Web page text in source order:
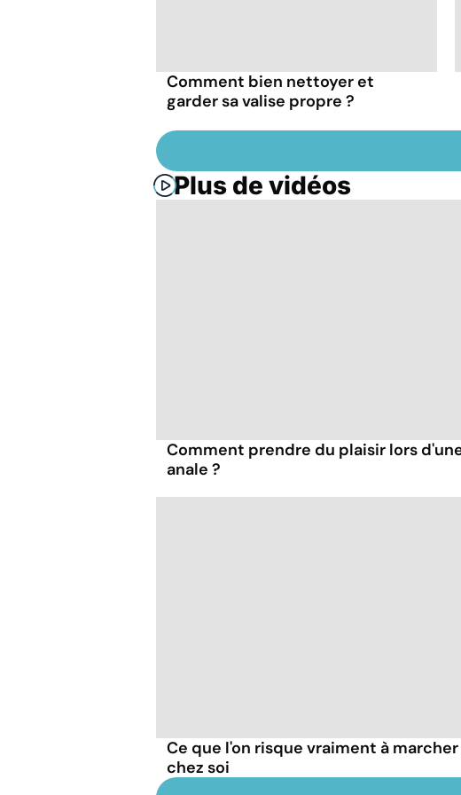
Comment bien nettoyer et
garder sa valise propre ?
Plus de vidéos
Comment prendre du plaisir lors
anale ?
Ce que l'on risque vraiment à
chez soi